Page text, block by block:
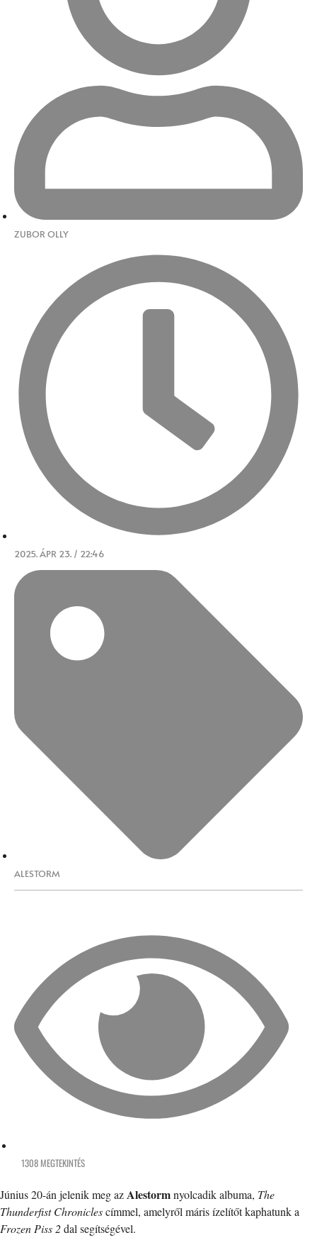
ZUBOR OLLY
2025. ÁPR 23. / 22:46
ALESTORM
1308 MEGTEKINTÉS
Június 20-án jelenik meg azAlestormnyolcadik albuma, The
Thunderfist Chroniclescímmel, amelyről máris ízelítőt kaphatunk a
Frozen Piss 2dal segítségével.